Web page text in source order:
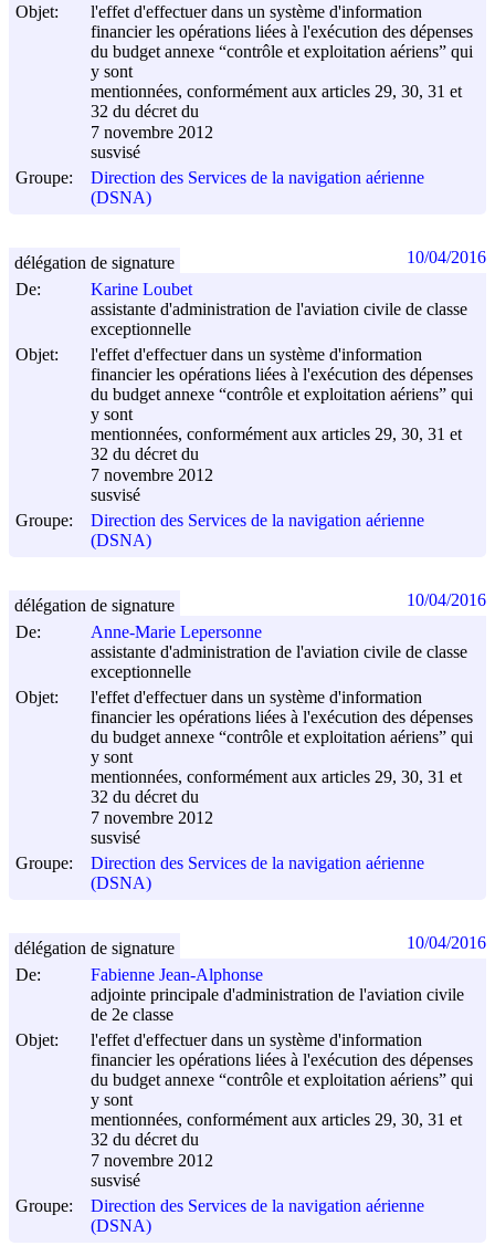
Objet:
l'effet d'effectuer dans un système d'information
financier les opérations liées à l'exécution des dépenses
du budget annexe “contrôle et exploitation aériens” qui
y sont
mentionnées, conformément aux articles 29, 30, 31 et
32 du décret du
7 novembre 2012
susvisé
Groupe:
Direction des Services de la navigation aérienne
(DSNA)
De:
Karine Loubet
assistante d'administration de l'aviation civile de classe
exceptionnelle
Objet:
l'effet d'effectuer dans un système d'information
financier les opérations liées à l'exécution des dépenses
du budget annexe “contrôle et exploitation aériens” qui
y sont
mentionnées, conformément aux articles 29, 30, 31 et
32 du décret du
7 novembre 2012
susvisé
Groupe:
Direction des Services de la navigation aérienne
(DSNA)
délégation de signature 10/04/2016
De:
Anne-Marie Lepersonne
assistante d'administration de l'aviation civile de classe
exceptionnelle
Objet:
l'effet d'effectuer dans un système d'information
financier les opérations liées à l'exécution des dépenses
du budget annexe “contrôle et exploitation aériens” qui
y sont
mentionnées, conformément aux articles 29, 30, 31 et
32 du décret du
7 novembre 2012
susvisé
Groupe:
Direction des Services de la navigation aérienne
(DSNA)
délégation de signature 10/04/2016
De:
Fabienne Jean-Alphonse
adjointe principale d'administration de l'aviation civile
de 2e classe
Objet:
l'effet d'effectuer dans un système d'information
financier les opérations liées à l'exécution des dépenses
du budget annexe “contrôle et exploitation aériens” qui
y sont
mentionnées, conformément aux articles 29, 30, 31 et
32 du décret du
7 novembre 2012
susvisé
Groupe:
Direction des Services de la navigation aérienne
(DSNA)
délégation de signature 10/04/2016